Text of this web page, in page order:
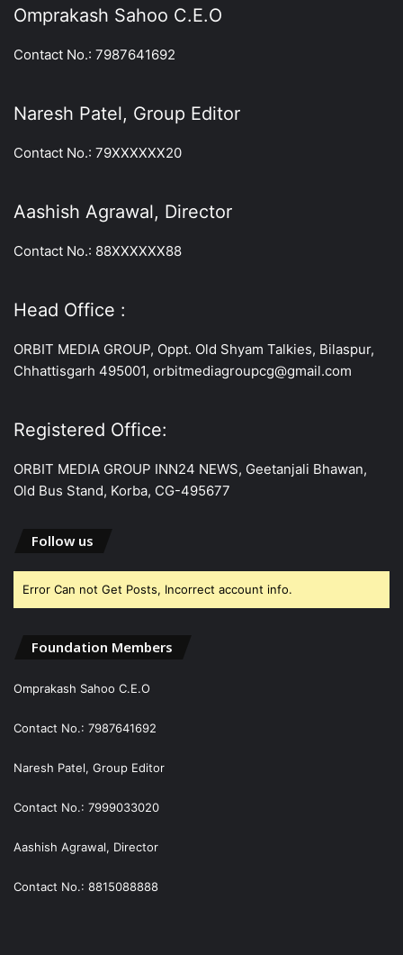
Omprakash Sahoo C.E.O
Contact No.: 7987641692
Naresh Patel, Group Editor
Contact No.: 79XXXXXX20
Aashish Agrawal, Director
Contact No.: 88XXXXXX88
Head Office :
ORBIT MEDIA GROUP, Oppt. Old Shyam Talkies, Bilaspur,
Chhattisgarh 495001, orbitmediagroupcg@gmail.com
Registered Office:
ORBIT MEDIA GROUP INN24 NEWS, Geetanjali Bhawan,
Old Bus Stand, Korba, CG-495677
Follow us
Error Can not Get Posts, Incorrect account info.
Foundation Members
Omprakash Sahoo C.E.O
Contact No.: 7987641692
Naresh Patel, Group Editor
Contact No.: 7999033020
Aashish Agrawal, Director
Contact No.: 8815088888